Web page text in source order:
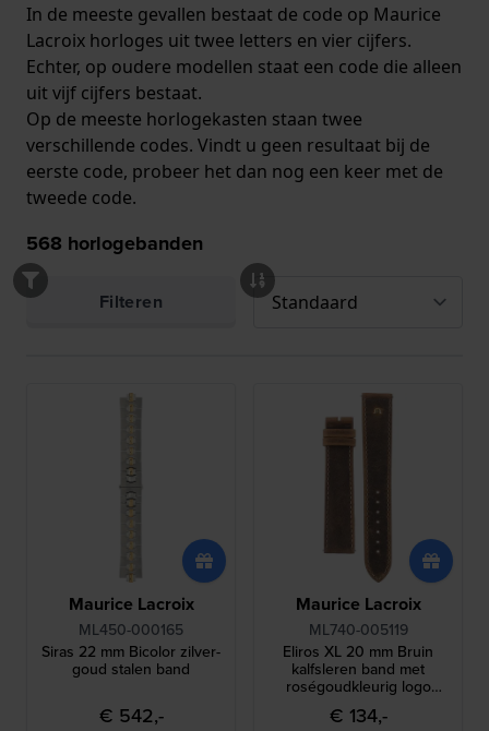
In de meeste gevallen bestaat de code op Maurice
Lacroix horloges uit twee letters en vier cijfers.
Echter, op oudere modellen staat een code die alleen
uit vijf cijfers bestaat.
Op de meeste horlogekasten staan twee
verschillende codes. Vindt u geen resultaat bij de
eerste code, probeer het dan nog een keer met de
tweede code.
568 horlogebanden
Filteren
Maurice Lacroix
ML450-000165
Siras 22 mm Bicolor zilver-
goud stalen band
€ 542,-
Maurice Lacroix
ML740-005119
Eliros XL 20 mm Bruin
kalfsleren band met
roségoudkleurig logo
zonder gesp
€ 134,-